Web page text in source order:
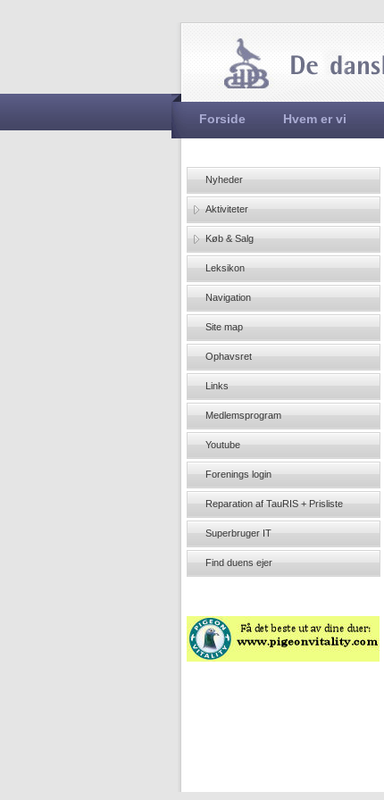
Hovedmenu
Forside Hvem er vi
Nyheder
Aktiviteter
Køb & Salg
Leksikon
Navigation
Site map
Ophavsret
Links
Medlemsprogram
Youtube
Forenings login
Reparation af TauRIS + Prisliste
Superbruger IT
Find duens ejer